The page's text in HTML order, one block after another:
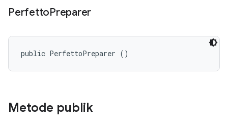
PerfettoPreparer
public PerfettoPreparer ()
Metode publik